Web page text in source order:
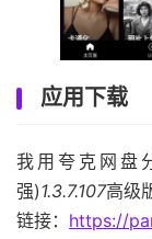
应用下载
我用夸克网盘
强)1.3.7.107高级
链接： https://